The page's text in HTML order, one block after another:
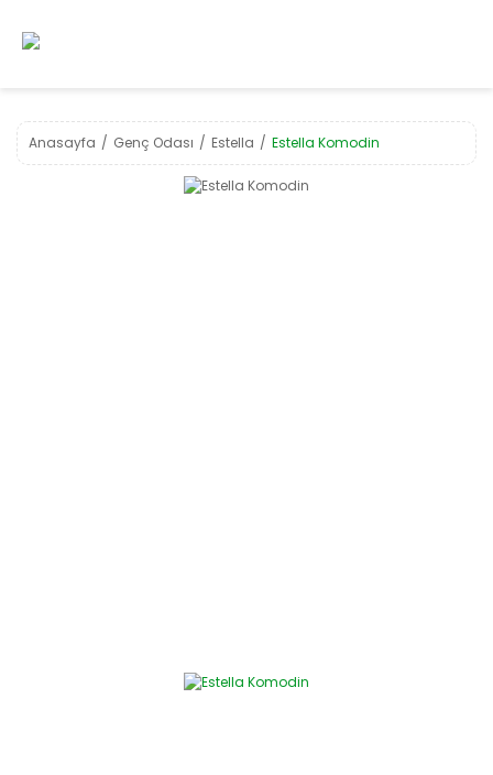
Anasayfa Genç Odası Estella Estella Komodin